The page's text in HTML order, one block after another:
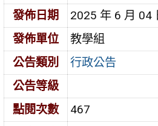
發佈日期
2025 年 6 月 04
發佈單位
教學組
公告類別
行政公告
公告等級
點閱次數
467